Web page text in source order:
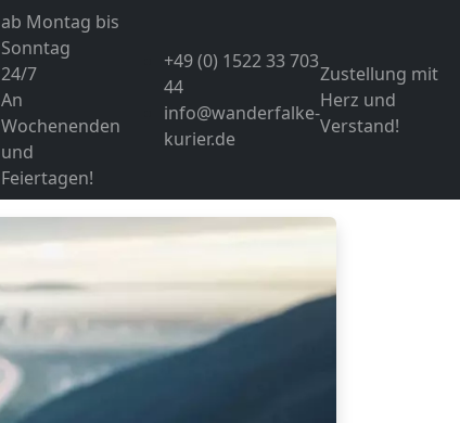
ab Montag bis
Sonntag
24/7
An
Wochenenden
und
Feiertagen!
+49 (0) 1522 33 703
44
info@wanderfalke-
kurier.de
Zustellung mit
Herz und
Verstand!